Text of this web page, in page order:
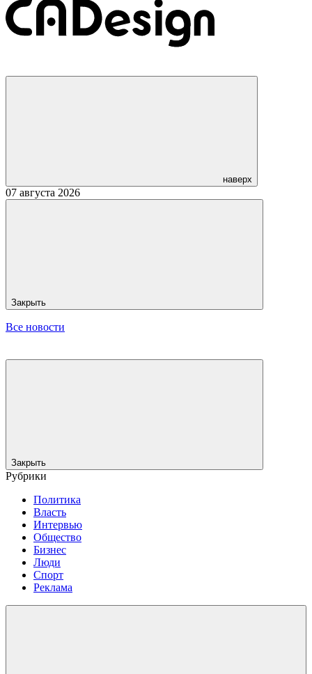
наверх
07 августа 2026
Закрыть
Все новости
Закрыть
Рубрики
Политика
Власть
Интервью
Общество
Бизнес
Люди
Спорт
Реклама